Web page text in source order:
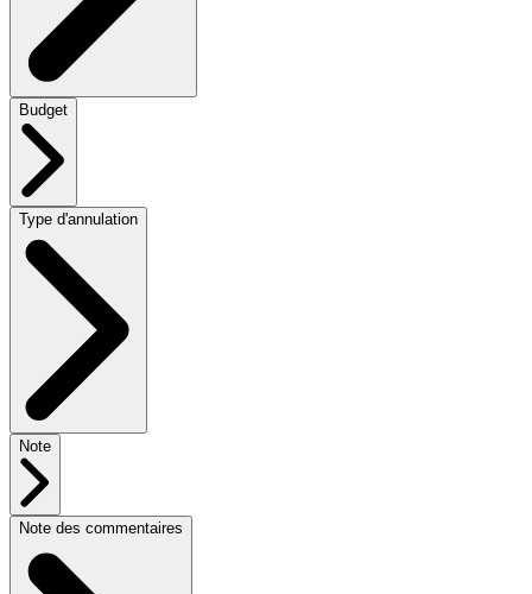
Budget
Type d'annulation
Note
Note des commentaires